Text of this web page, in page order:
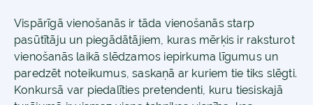
Vispārīgā vienošanās ir tāda vienošanās starp
pasūtītāju un piegādātājiem, kuras mērķis ir raksturot
vienošanās laikā slēdzamos iepirkuma līgumus un
paredzēt noteikumus, saskaņā ar kuriem tie tiks slēgti.
Konkursā var piedalīties pretendenti, kuru tiesiskajā